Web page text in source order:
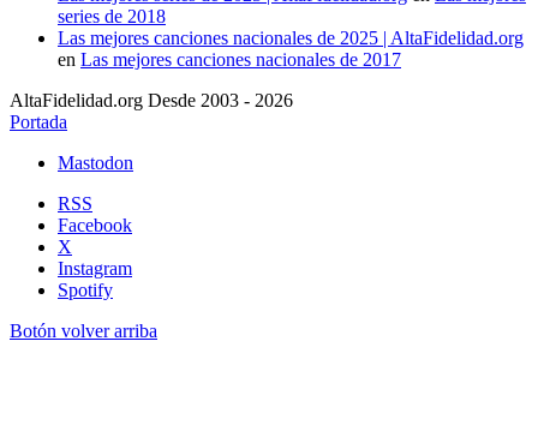
series de 2018
Las mejores canciones nacionales de 2025 | AltaFidelidad.org
en Las mejores canciones nacionales de 2017
AltaFidelidad.org Desde 2003 - 2026
Portada
Mastodon
RSS
Facebook
X
Instagram
Spotify
Botón volver arriba